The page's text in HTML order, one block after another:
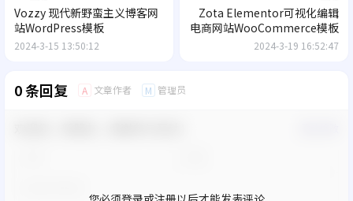
Vozzy 现代新野蛮主义博客网
站WordPress模板
2024-3-15 13:50:12
Zota Elementor可视化编辑
电商网站WooCommerce模板
2024-3-19 16:52:47
0 条回复 A 文章作者 M 管理员